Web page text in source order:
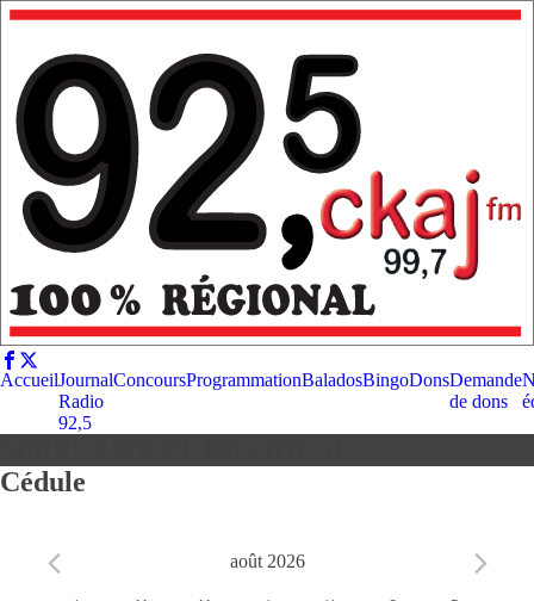
AccueilJournal
Radio
92,5
ConcoursProgrammationBaladosBingoDonsDemande
de dons
Cédule
août 2026